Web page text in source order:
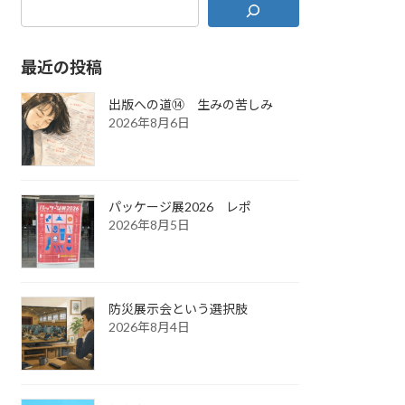
最近の投稿
出版への道⑭ 生みの苦しみ
2026年8月6日
パッケージ展2026 レポ
2026年8月5日
防災展示会という選択肢
2026年8月4日